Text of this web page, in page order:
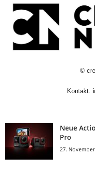
©
Kontakt:
Neue
Pro
27.